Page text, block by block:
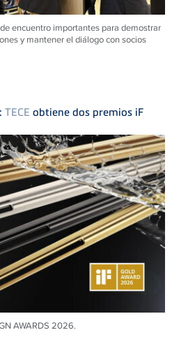
encuentro importantes para demostrar
y mantener el diálogo con socios
TECE obtiene dos premios iF
AWARDS 2026.